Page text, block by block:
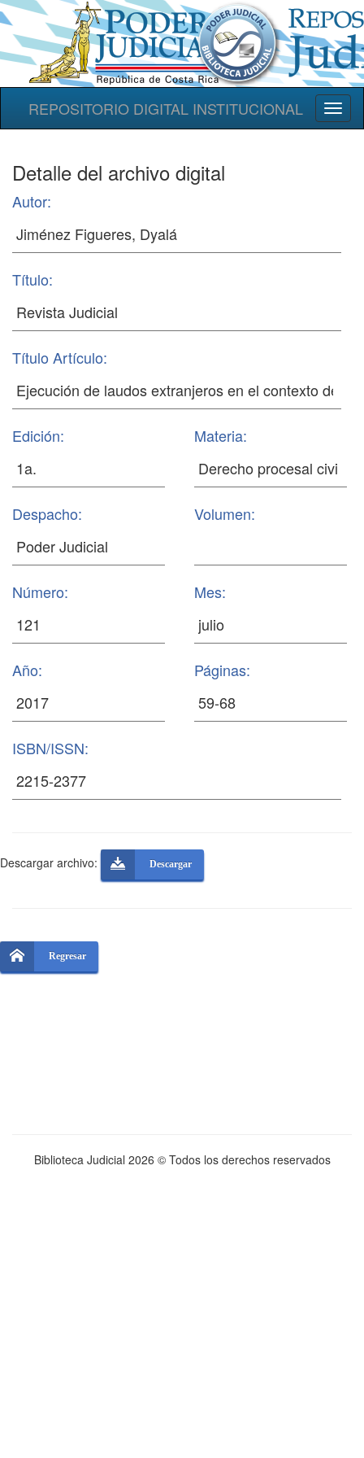
REPOSITORIO DIGITAL INSTITUCIONAL
Detalle del archivo digital
Autor:
Título:
Título Artículo:
Edición: Materia:
Despacho: Volumen:
Número: Mes:
Año: Páginas:
ISBN/ISSN:
Descargar archivo: Descargar
Regresar
Biblioteca Judicial 2026 © Todos los derechos reservados